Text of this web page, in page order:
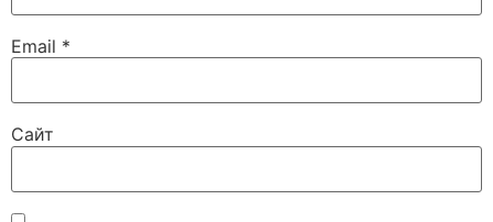
Email *
Сайт